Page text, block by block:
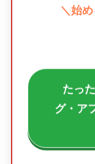
＼始
たっ
グ・ア